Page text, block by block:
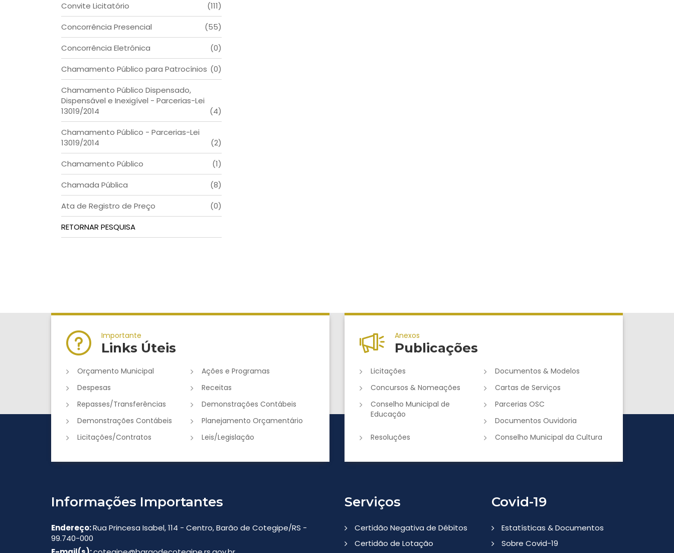
Convite Licitatório
(111)
Concorrência Presencial
(55)
Concorrência Eletrônica
(0)
Chamamento Público para Patrocínios (0)
Chamamento Público Dispensado,
Dispensável e Inexigível - Parcerias-Lei
13019/2014
(4)
Chamamento Público - Parcerias-Lei
13019/2014
(2)
Chamamento Público
(1)
Chamada Pública
(8)
Ata de Registro de Preço
(0)
RETORNAR PESQUISA
Importante
Links Úteis
Orçamento Municipal
Ações e Programas
Despesas
Receitas
Repasses/Transferências
Demonstrações Contábeis
Demonstrações Contábeis
Planejamento Orçamentário
Licitações/Contratos
Leis/Legislação
Anexos
Publicações
Licitações
Documentos & Modelos
Concursos & Nomeações
Cartas de Serviços
Conselho Municipal de
Educação
Parcerias OSC
Documentos Ouvidoria
Resoluções
Conselho Municipal da Cultura
Informações Importantes
Endereço:Rua Princesa Isabel, 114 - Centro, Barão de Cotegipe/RS -
99.740-000
Serviços
Certidão Negativa de Débitos
Certidão de Lotação
Covid-19
Estatísticas & Documentos
Sobre Covid-19